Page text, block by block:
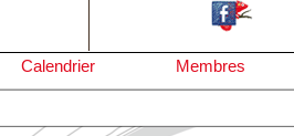
Calendrier Membres